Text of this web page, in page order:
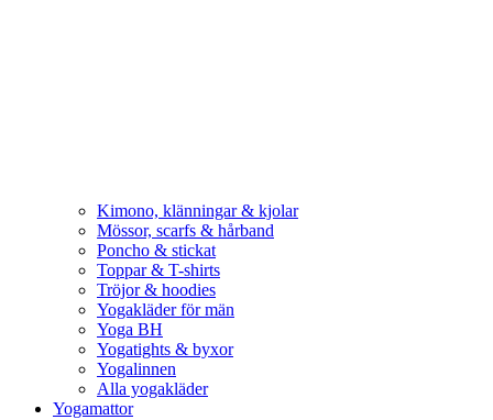
Kimono, klänningar & kjolar
Mössor, scarfs & hårband
Poncho & stickat
Toppar & T-shirts
Tröjor & hoodies
Yogakläder för män
Yoga BH
Yogatights & byxor
Yogalinnen
Alla yogakläder
Yogamattor